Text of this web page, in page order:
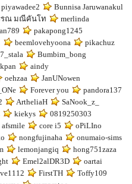
piyawadee2
Bunnisa Jaruwanakul
รณ มณีคันโท
merlinda
pakapong1245
beemlovehyoona
pikachuz
Bumbim_bong
aindy
oehzaa
JanUNowen
Forever you
pandora137
ArtheliaH
SaNook_z_
kiekys
0819250303
afsmile core i5
oPiLIno
nongfujinaha
onumaio-sims
lemonjangiq
hong751zaza
Emel2alDR3D
oartai
FirstTH
Toffy109